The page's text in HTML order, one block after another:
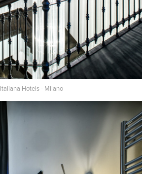
Italiana Hotels - Milano